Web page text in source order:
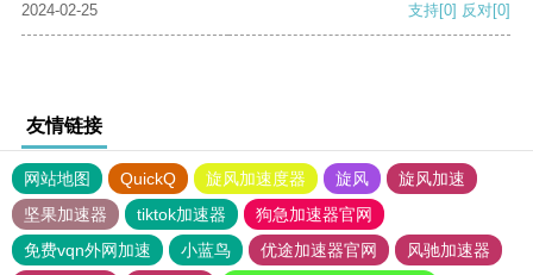
2024-02-25
支持[0] 反对[0]
友情链接
网站地图 QuickQ 旋风加速度器 旋风
旋风加速
坚果加速器
tiktok加速器
狗急加速器官网
免费vqn外网加速
小蓝鸟 优途加速器官网
风驰加速器